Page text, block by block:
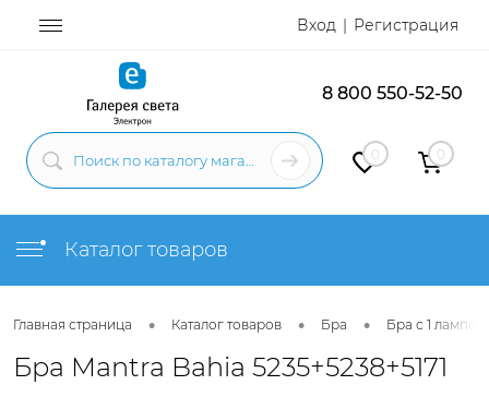
Вход Регистрация
8 800 550-52-50
0 0
Каталог товаров
Главная страница • Каталог товаров • Бра • Бра с 1 лампой
Бра Mantra Bahia 5235+5238+5171